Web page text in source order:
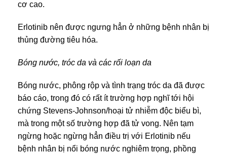
cơ cao.
Erlotinib nên được ngưng hẳn ở những bệnh nhân bị
thủng đường tiêu hóa.
Bóng nước, tróc da và các rối loạn da
Bóng nước, phông rộp và tình trạng tróc da đã được
báo cáo, trong đó có rất ít trường hợp nghĩ tới hội
chứng Stevens-Johnson/hoại tử nhiễm độc biểu bì,
mà trong một số trường hợp đã tử vong. Nên tạm
ngừng hoặc ngừng hẳn điều trị với Erlotinib nếu
bệnh nhân bị nổi bóng nước nghiêm trọng, phồng